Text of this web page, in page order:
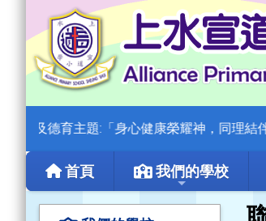
德育主題:「身心健康榮耀神，同理結伴主
首頁 我們的學校